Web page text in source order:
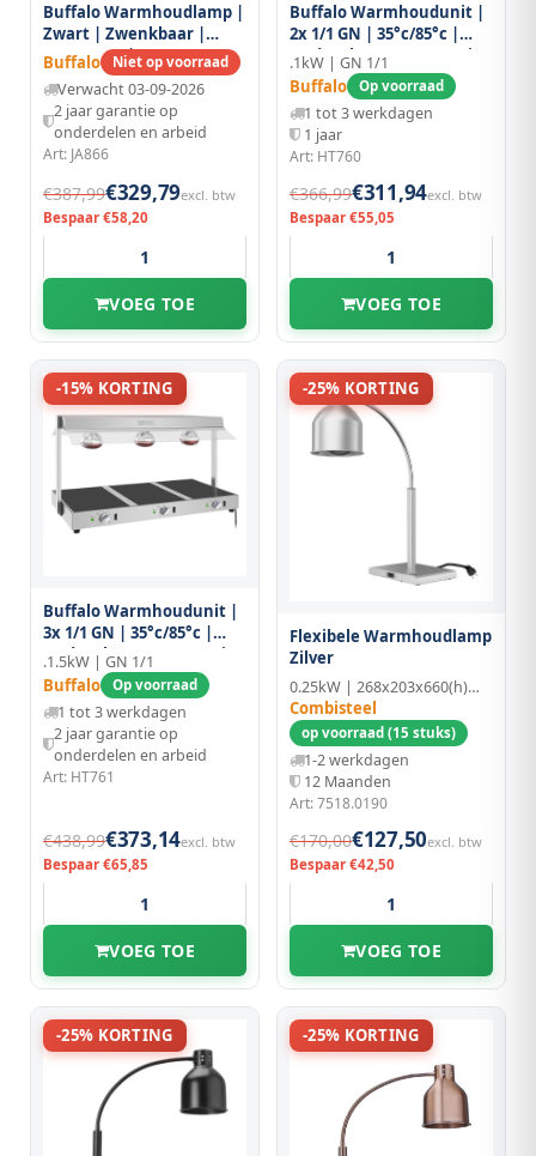
Buffalo Warmhoudlamp |
Zwart | Zwenkbaar |
Max. 250w |
260x180x670(h)mm
Buffalo Niet op voorraad
Verwacht 03-09-2026
2 jaar garantie op
onderdelen en arbeid
Art: JA866
€387,99€329,79excl. btw
Bespaar €58,20
VOEG TOE
Buffalo Warmhoudunit |
2x 1/1 GN | 35°c/85°c |
Onder-/bovenverwarming
| 1kw (230v) |
699x501x567(h)mm
.1kW | GN 1/1
Buffalo Op voorraad
1 tot 3 werkdagen
1 jaar
Art: HT760
€366,99€311,94excl. btw
Bespaar €55,05
VOEG TOE
-15% KORTING
Buffalo Warmhoudunit |
3x 1/1 GN | 35°c/85°c |
Onder-/bovenverwarming
| 1.5kw (230v) |
1036x501x567(h)mm
.1.5kW | GN 1/1
Buffalo Op voorraad
1 tot 3 werkdagen
2 jaar garantie op
onderdelen en arbeid
Art: HT761
€438,99€373,14excl. btw
Bespaar €65,85
VOEG TOE
-25% KORTING
Flexibele Warmhoudlamp
Zilver
0.25kW | 268x203x660(h)mm
Combisteel
op voorraad (15 stuks)
1-2 werkdagen
12 Maanden
Art: 7518.0190
€170,00€127,50excl. btw
Bespaar €42,50
VOEG TOE
-25% KORTING -25% KORTING